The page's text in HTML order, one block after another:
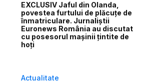
EXCLUSIV Jaful din Olanda,
povestea furtului de plăcuțe de
înmatriculare. Jurnaliștii
Euronews România au discutat
cu posesorul mașinii țintite de
hoți
Actualitate